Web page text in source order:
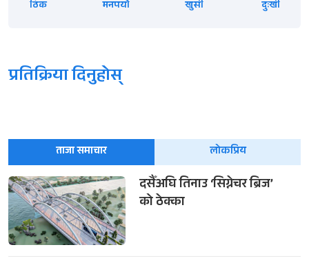
ठिक मनपर्यो खुसी दुःखी
प्रतिक्रिया दिनुहोस्
ताजा समाचार लोकप्रिय
दसैँअघि तिनाउ ‘सिग्नेचर ब्रिज’
को ठेक्का